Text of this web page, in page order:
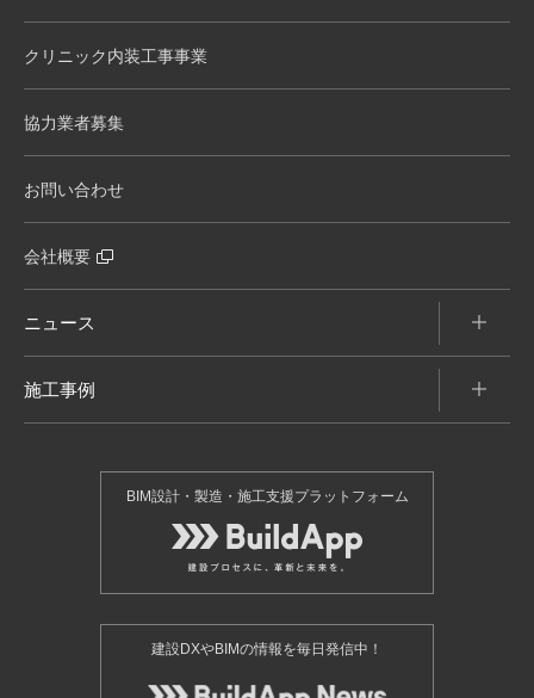
クリニック内装工事事業
協力業者募集
お問い合わせ
会社概要
ニュース
施工事例
BIM設計・製造・施工支援プラットフォーム
建設DXやBIMの情報を毎日発信中！